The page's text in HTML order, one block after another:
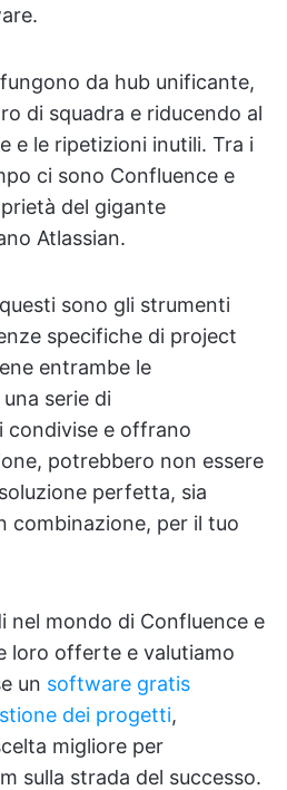
da hub unificante,
di squadra e riducendo al
e le ripetizioni inutili. Tra i
ci sono Confluence e
del gigante
Atlassian.
sono gli strumenti
specifiche di project
entrambe le
serie di
e offrano
potrebbero non essere
perfetta, sia
combinazione, per il tuo
nel mondo di Confluence e
loro offerte e valutiamo
un software gratis
dei progetti,
migliore per
sulla strada del successo.